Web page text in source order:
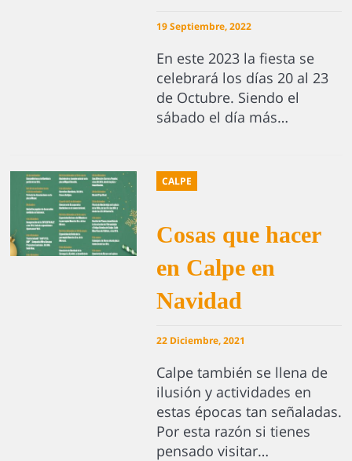
19 Septiembre, 2022
En este 2023 la fiesta se
celebrará los días 20 al 23
de Octubre. Siendo el
sábado el día más…
CALPE
Cosas que hacer
en Calpe en
Navidad
22 Diciembre, 2021
Calpe también se llena de
ilusión y actividades en
estas épocas tan señaladas.
Por esta razón si tienes
pensado visitar…